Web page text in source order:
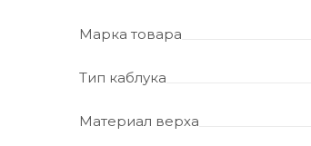
Марка товара
Тип каблука
Материал верха